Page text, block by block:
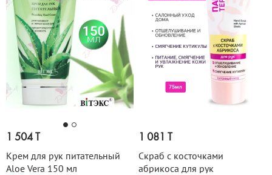
1 504 T
Крем для рук питательный
Aloe Vera 150 мл
1 081 T
Скраб с косточками
абрикоса для рук